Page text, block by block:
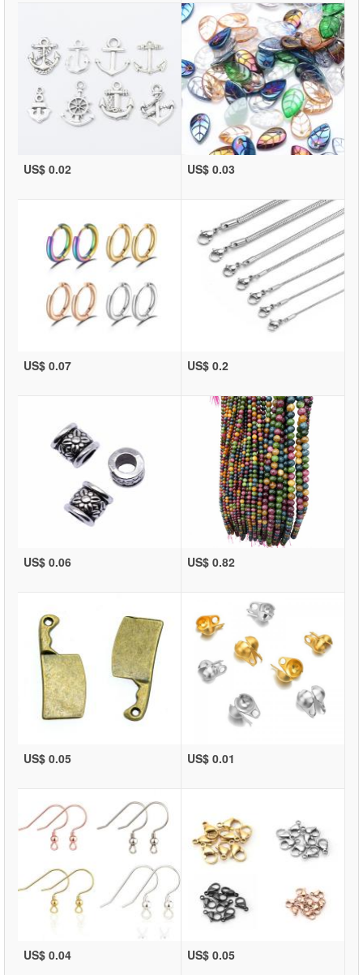
US$ 0.02 US$ 0.03
US$ 0.07 US$ 0.2
US$ 0.06 US$ 0.82
US$ 0.05 US$ 0.01
US$ 0.04 US$ 0.05